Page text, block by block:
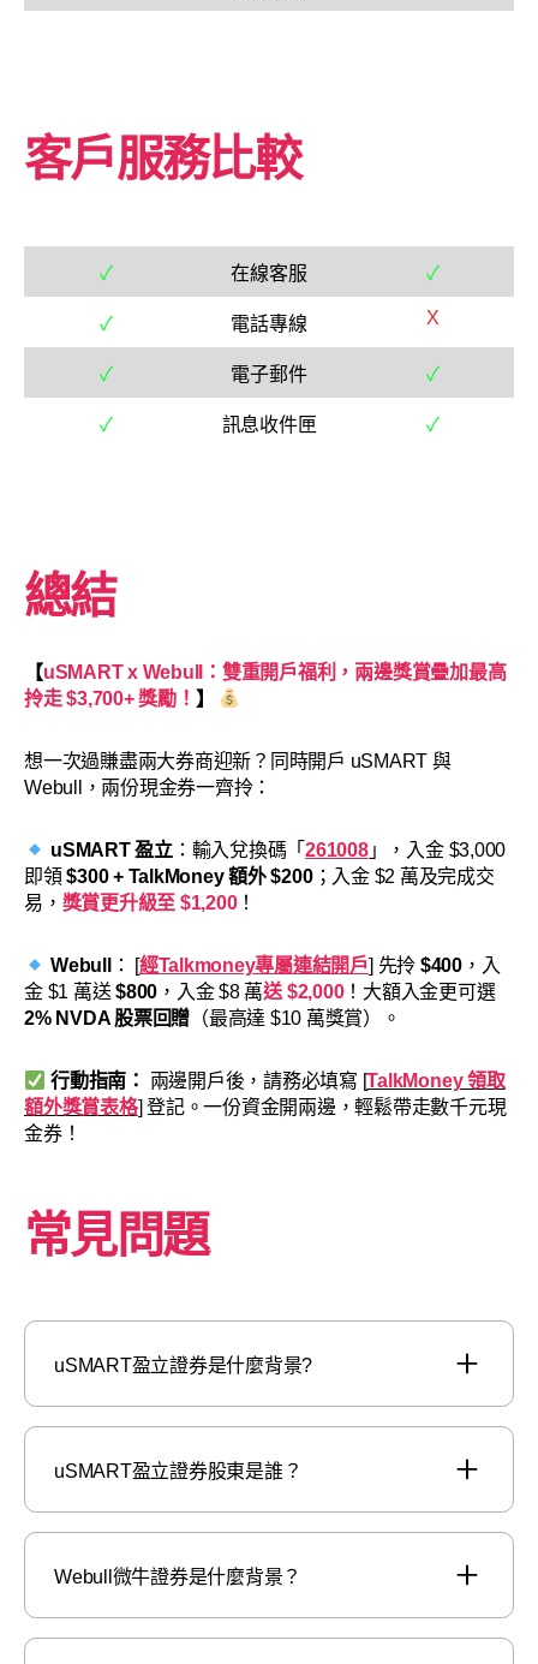
客戶服務比較
✓ 在線客服 ✓
✓ 電話專線 X
✓ 電子郵件 ✓
✓ 訊息收件匣 ✓
總結
【uSMART x Webull：雙重開戶福利，兩邊獎賞疊加最高
拎走 $3,700+ 獎勵！ 】
想一次過賺盡兩大券商迎新？同時開戶 uSMART 與
Webull，兩份現金券一齊拎：
uSMART 盈立：輸入兌換碼「261008」，入金 $3,000
即領$300 + TalkMoney 額外 $200；入金 $2 萬及完成交
易， 獎賞更升級至 $1,200！
Webull ： [經Talkmoney專屬連結開戶] 先拎 $400，入
金 $1 萬送$800 ，入金 $8 萬送 $2,000！大額入金更可選
2% NVDA 股票回贈 （最高達 $10 萬獎賞）。
行動指南： 兩邊開戶後，請務必填寫 [TalkMoney 領取
額外獎賞表格] 登記。一份資金開兩邊，輕鬆帶走數千元現
金券！
常見問題
uSMART盈立證券是什麼背景?
uSMART盈立證券股東是誰？
Webull微牛證券是什麼背景？